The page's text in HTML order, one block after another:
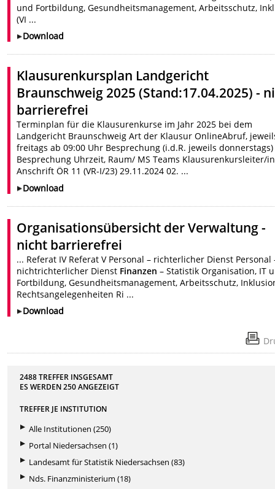
und Fortbildung, Gesundheitsmanagement, Arbeitsschutz,
(VI ...
Download
Klausurenkursplan Landgericht
Braunschweig 2025 (Stand:17.04.2025) -
barrierefrei
Terminplan für die Klausurenkurse im Jahr 2025 bei dem
Landgericht Braunschweig Art der Klausur OnlineAbruf,
freitags ab 09:00 Uhr Besprechung (i.d.R. jeweils donnerstags)
Besprechung Uhrzeit, Raum/ MS Teams Klausurenkursleiter/in
Anschrift ÖR 11 (VR-I/23) 29.11.2024 02. ...
Download
Organisationsübersicht der Verwaltung -
nicht barrierefrei
... Referat IV Referat V Personal – richterlicher Dienst Personal
nichtrichterlicher Dienst Finanzen – Statistik Organisation, IT
Fortbildung, Gesundheitsmanagement, Arbeitsschutz,
Rechtsangelegenheiten Ri ...
Download
2488 TREFFER INSGESAMT
ES WERDEN250ANGEZEIGT
TREFFER JE INSTITUTION
Alle Institutionen (250)
Portal Niedersachsen (1)
Landesamt für Statistik Niedersachsen (83)
Nds. Finanzministerium (18)